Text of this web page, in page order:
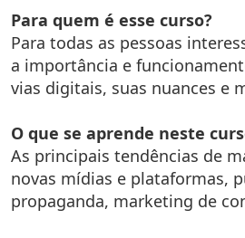
Para quem é esse curso?
Para todas as pessoas
a importância e
vias digitais, suas nuances e
O que se aprende neste
As principais tendências de
novas mídias e plataformas,
propaganda, marketing de